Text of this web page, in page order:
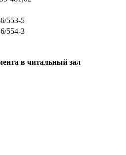
553-5
554-3
в читальный зал